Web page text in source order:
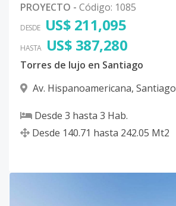
PROYECTO - Código: 1085
DESDE US$ 211,095
HASTA US$ 387,280
Torres de lujo en Santiago
Av. Hispanoamericana, Santiago
Desde 3 hasta 3 Hab.
Desde 140.71 hasta 242.05 Mt2